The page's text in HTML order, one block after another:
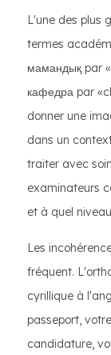
L'une des plus
termes
мамандық par
кафедра par
donner une
dans un
traiter avec
examinateurs
et à quel
Les
fréquent.
cyrillique à
passeport,
candidature,